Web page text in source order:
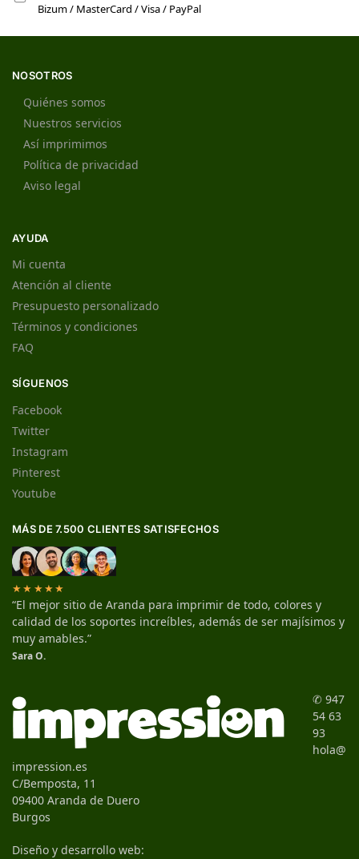
Bizum / MasterCard / Visa / PayPal
NOSOTROS
Quiénes somos
Nuestros servicios
Así imprimimos
Política de privacidad
Aviso legal
AYUDA
Mi cuenta
Atención al cliente
Presupuesto personalizado
Términos y condiciones
FAQ
SÍGUENOS
Facebook
Twitter
Instagram
Pinterest
Youtube
MÁS DE 7.500 CLIENTES SATISFECHOS
★★★★★
“El mejor sitio de Aranda para imprimir de todo, colores y
calidad de los soportes increíbles, además de ser majísimos y
muy amables.”
Sara O.
✆ 947
54 63
93
hola@
impression.es
C/Bemposta, 11
09400 Aranda de Duero
Burgos
Diseño y desarrollo web: